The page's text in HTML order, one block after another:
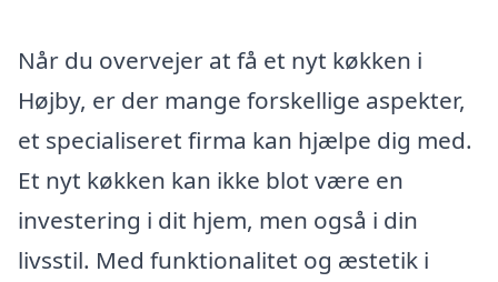
Når du overvejer at få et nyt køkken i
Højby, er der mange forskellige aspekter,
et specialiseret firma kan hjælpe dig med.
Et nyt køkken kan ikke blot være en
investering i dit hjem, men også i din
livsstil. Med funktionalitet og æstetik i